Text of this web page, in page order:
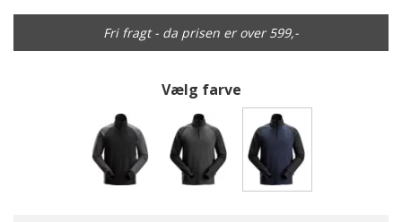
Fri fragt - da prisen er over 599,-
Vælg farve